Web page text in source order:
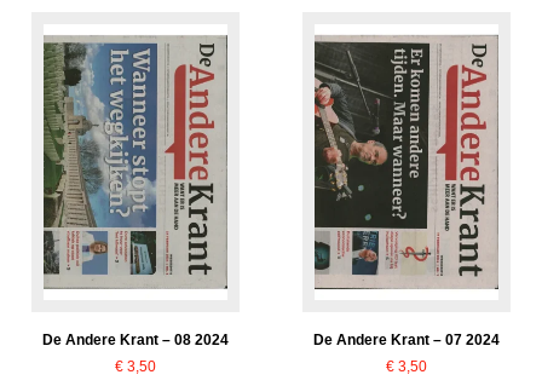
De Andere Krant – 08 2024
€ 3,50
De Andere Krant – 07 2024
€ 3,50